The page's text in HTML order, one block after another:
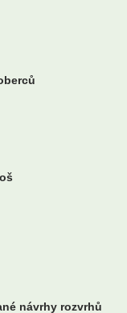
návrhy rozvrhů